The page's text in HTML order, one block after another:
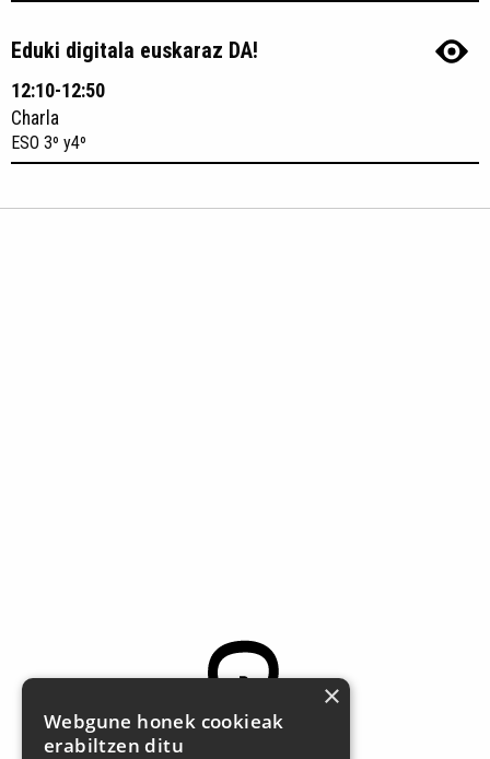
Eduki digitala euskaraz DA!
12:10-12:50
Charla
ESO 3º y4º
×
Webgune honek cookieak
erabiltzen ditu